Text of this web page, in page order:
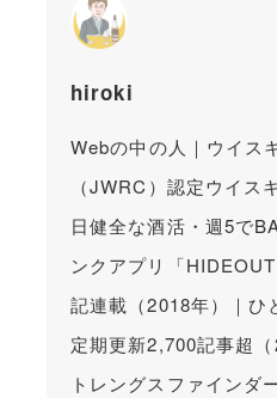
hiroki
Webの中の人｜ウイス
（JWRC）認定ウイス
日健全な酒活・週5で
ンクアプリ「
記連載（2018年）｜ひ
定期更新2,700記事超
トレングスファインダ